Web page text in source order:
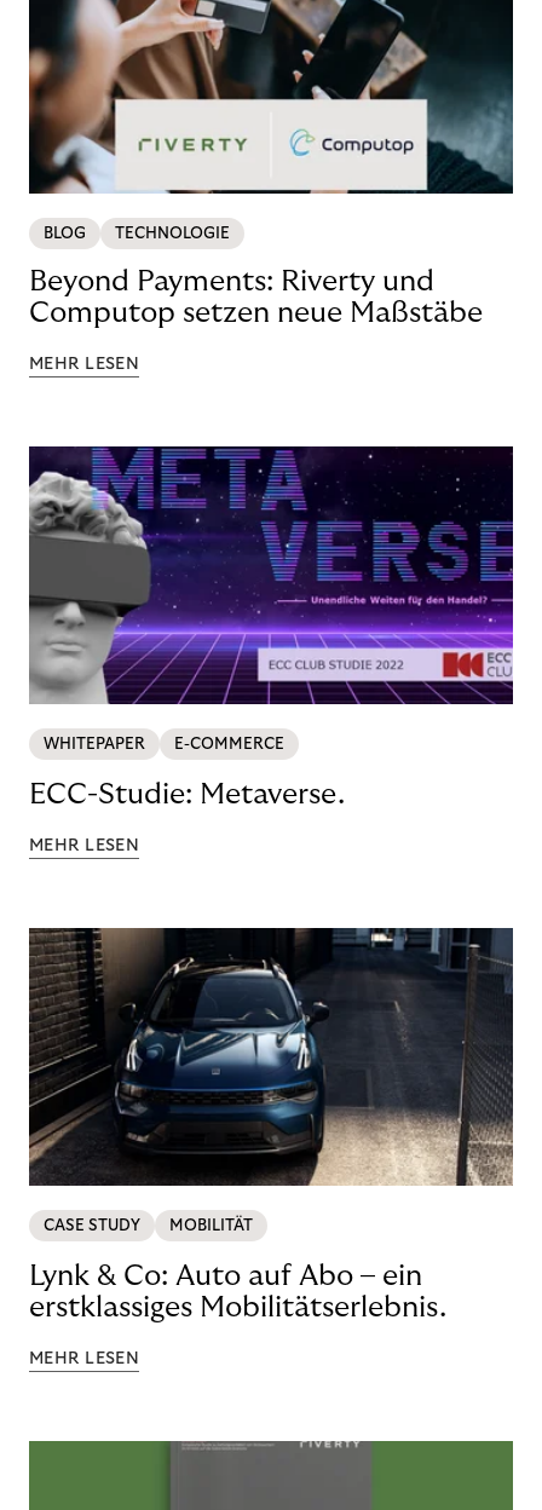
BLOG TECHNOLOGIE
Beyond Payments: Riverty und
Computop setzen neue Maßstäbe
MEHR LESEN
WHITEPAPER E-COMMERCE
ECC-Studie: Metaverse.
MEHR LESEN
CASE STUDY MOBILITÄT
Lynk & Co: Auto auf Abo – ein
erstklassiges Mobilitätserlebnis.
MEHR LESEN